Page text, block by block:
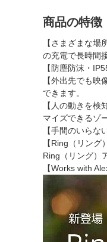
商品の特徴
【さまざまな
の充電で長時間
【防塵防沫・
【外出先でも
できます。
【人の動きを
マイズできるゾ
【手間のいら
【Ring（リン
Ring（リング）
【Works with